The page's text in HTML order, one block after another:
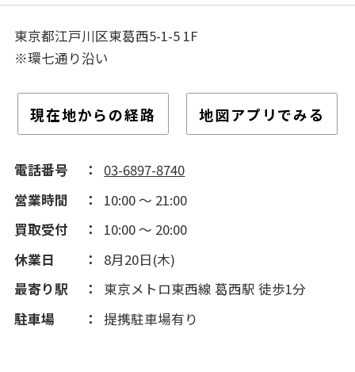
東京都江戸川区東葛西5-1-5 1F
※環七通り沿い
現在地からの経路 地図アプリでみる
電話番号
03-6897-8740
営業時間
10:00 ～ 21:00
買取受付
10:00 ～ 20:00
休業日
8月20日(木)
最寄り駅
東京メトロ東西線 葛西駅 徒歩1分
駐車場
提携駐車場有り